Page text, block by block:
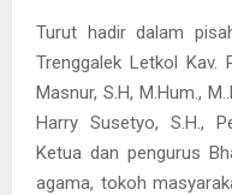
Turut hadir dalam
Trenggalek Letkol Kav.
Masnur, S.H, M.Hum.,
Harry Susetyo, S.H.,
Ketua dan pengurus
agama, tokoh